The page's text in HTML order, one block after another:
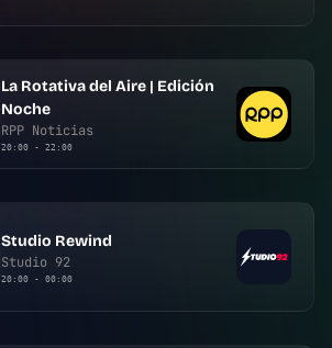
La Rotativa del Aire | Edición
Noche
RPP Noticias
20:00 - 22:00
Studio Rewind
Studio 92
20:00 - 00:00